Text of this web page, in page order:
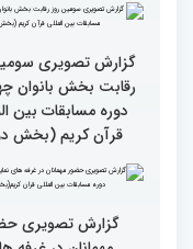
سطح مسابقات
استادم از دقت نمره
این مسابقات
بالاترین سطح
مسابقات قرآن را در
شاهد بودم